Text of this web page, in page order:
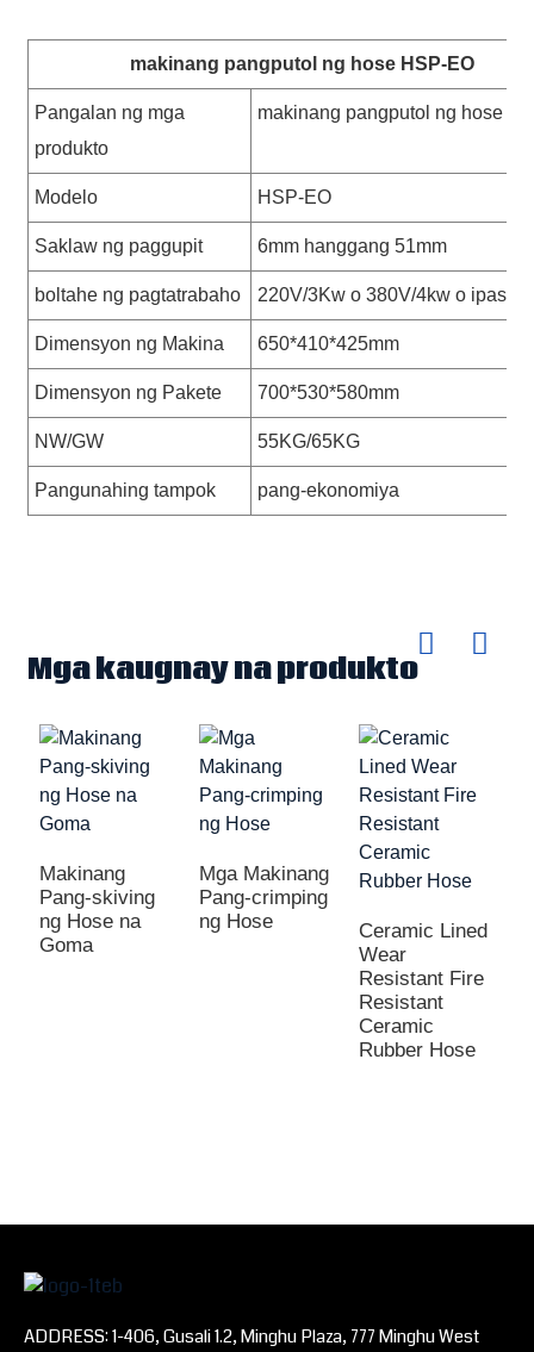
makinang pangputol ng hose HSP-EO
Pangalan ng mga
produkto
makinang pangputol ng hose
Modelo HSP-EO
Saklaw ng paggupit 6mm hanggang 51mm
boltahe ng pagtatrabaho 220V/3Kw o 380V/4kw o
Dimensyon ng Makina 650*410*425mm
Dimensyon ng Pakete 700*530*580mm
NW/GW 55KG/65KG
Pangunahing tampok pang-ekonomiya
Mga kaugnay na produkto
Makinang
Pang-skiving
ng Hose na
Goma
Mga Makinang
Pang-crimping
ng Hose
Ceramic Lined
Wear
Resistant Fire
Resistant
Ceramic
Rubber Hose
ADDRESS: 1-406, Gusali 1.2, Minghu Plaza, 777 Minghu West